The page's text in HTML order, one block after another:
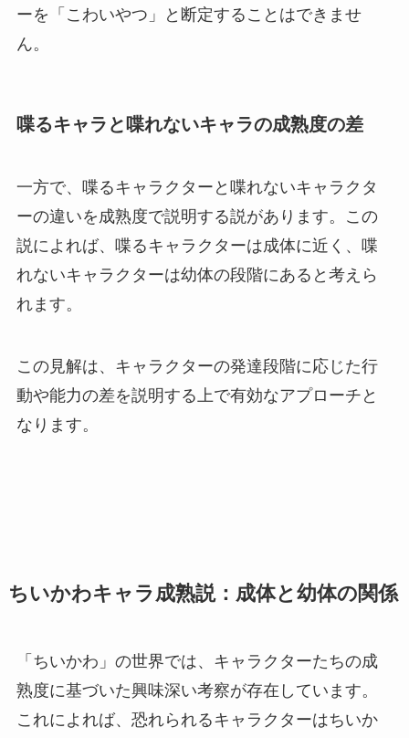
ーを「こわいやつ」と断定することはできませ
ん。
喋るキャラと喋れないキャラの成熟度の差
一方で、喋るキャラクターと喋れないキャラクタ
ーの違いを成熟度で説明する説があります。この
説によれば、喋るキャラクターは成体に近く、喋
れないキャラクターは幼体の段階にあると考えら
れます。
この見解は、キャラクターの発達段階に応じた行
動や能力の差を説明する上で有効なアプローチと
なります。
ちいかわキャラ成熟説：成体と幼体の関係
「ちいかわ」の世界では、キャラクターたちの成
熟度に基づいた興味深い考察が存在しています。
これによれば、恐れられるキャラクターはちいか